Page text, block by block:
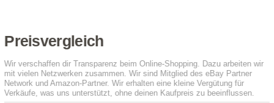
Preisvergleich
Wir verschaffen dir Transparenz beim Online-Shopping. Dazu arbeiten wir
mit vielen Netzwerken zusammen. Wir sind Mitglied des eBay Partner
Network und Amazon-Partner. Wir erhalten eine kleine Vergütung für
Verkäufe, was uns unterstützt, ohne deinen Kaufpreis zu beeinflussen.